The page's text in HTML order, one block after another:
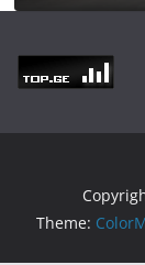
Theme: